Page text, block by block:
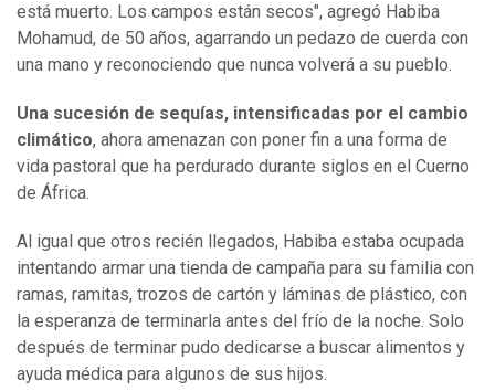
está muerto. Los campos están secos", agregó Habiba
Mohamud, de 50 años, agarrando un pedazo de cuerda con
una mano y reconociendo que nunca volverá a su pueblo.
Una sucesión de sequías, intensificadas por el cambio
climático, ahora amenazan con poner fin a una forma de
vida pastoral que ha perdurado durante siglos en el Cuerno
de África.
Al igual que otros recién llegados, Habiba estaba ocupada
intentando armar una tienda de campaña para su familia con
ramas, ramitas, trozos de cartón y láminas de plástico, con
la esperanza de terminarla antes del frío de la noche. Solo
después de terminar pudo dedicarse a buscar alimentos y
ayuda médica para algunos de sus hijos.